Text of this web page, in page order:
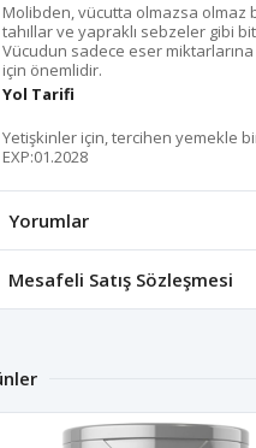
Molibden, vücutta olmazsa olmaz
tahıllar ve yapraklı sebzeler gibi
Vücudun sadece eser
için önemlidir.
Yol Tarifi
Yetişkinler için, tercihen yemekle
EXP:01.2028
Yorumlar
Mesafeli Satış Sözleşmesi